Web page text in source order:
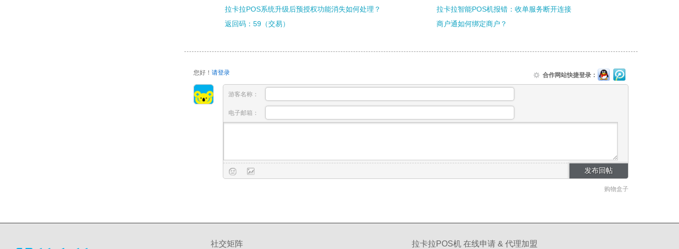
拉卡拉POS系统升级后预授权功能消失如何处理？
拉卡拉智能POS机报错：收单服务断开连接
返回码：59（交易）
商户通如何绑定商户？
您好！请登录 合作网站快捷登录：
游客名称：
电子邮箱：
购物盒子
社交矩阵 拉卡拉POS机 在线申请 & 代理加盟